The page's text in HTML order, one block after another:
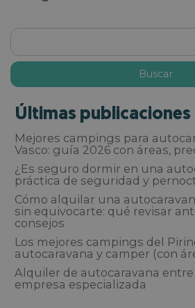
Últimas publicaciones
Mejores campings para
Vasco: guía 2026 con áreas,
¿Es seguro dormir en una
práctica de seguridad y
Cómo alquilar una
sin equivocarte: qué revisar
consejos
Los mejores campings del
autocaravana y camper (con
Alquiler de autocaravana
empresa especializada